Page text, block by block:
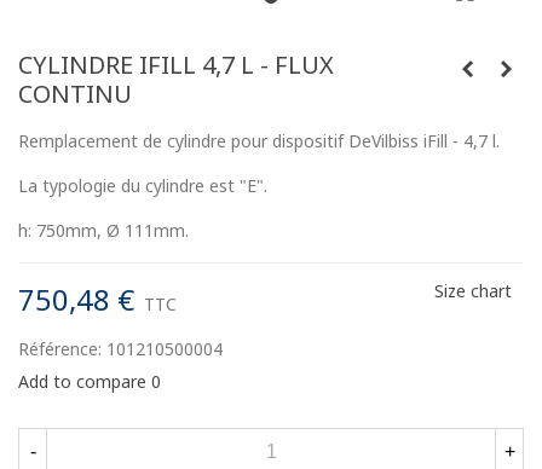
CYLINDRE IFILL 4,7 L - FLUX
CONTINU
Remplacement de cylindre pour dispositif DeVilbiss iFill - 4,7 l.
La typologie du cylindre est "E".
h: 750mm, Ø 111mm.
750,48 € TTC
Size chart
Référence: 101210500004
Add to compare 0
- +